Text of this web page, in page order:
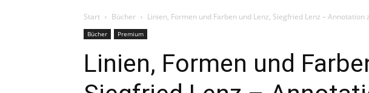
Start Bücher Linien, Formen und Farben und Lenz, Siegfried Lenz – Annotation
Bücher Premium
Linien, Formen und